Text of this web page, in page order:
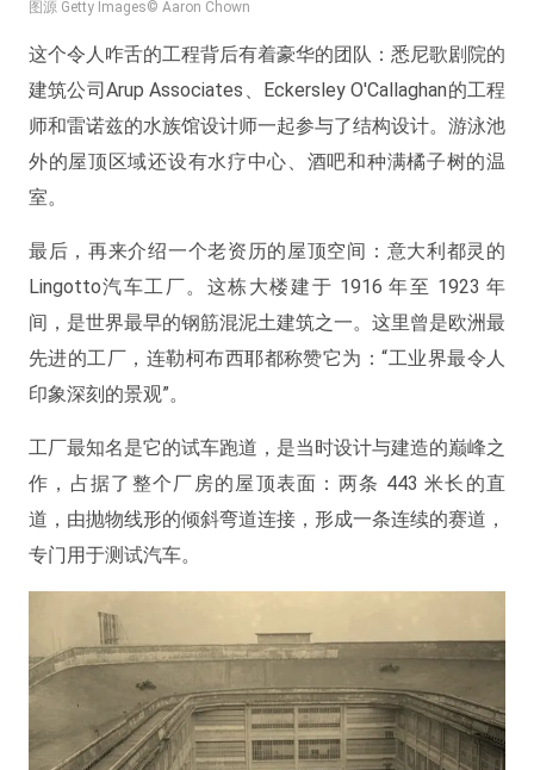
图源 Getty Images© Aaron Chown
这个令人咋舌的工程背后有着豪华的团队：悉尼歌剧院的
建筑公司Arup Associates、Eckersley O'Callaghan的工程
师和雷诺兹的水族馆设计师一起参与了结构设计。游泳池
外的屋顶区域还设有水疗中心、酒吧和种满橘子树的温
室。
最后，再来介绍一个老资历的屋顶空间：意大利都灵的
Lingotto汽车工厂。这栋大楼建于 1916 年至 1923 年
间，是世界最早的钢筋混泥土建筑之一。这里曾是欧洲最
先进的工厂，连勒柯布西耶都称赞它为：“工业界最令人
印象深刻的景观”。
工厂最知名是它的试车跑道，是当时设计与建造的巅峰之
作，占据了整个厂房的屋顶表面：两条 443 米长的直
道，由抛物线形的倾斜弯道连接，形成一条连续的赛道，
专门用于测试汽车。